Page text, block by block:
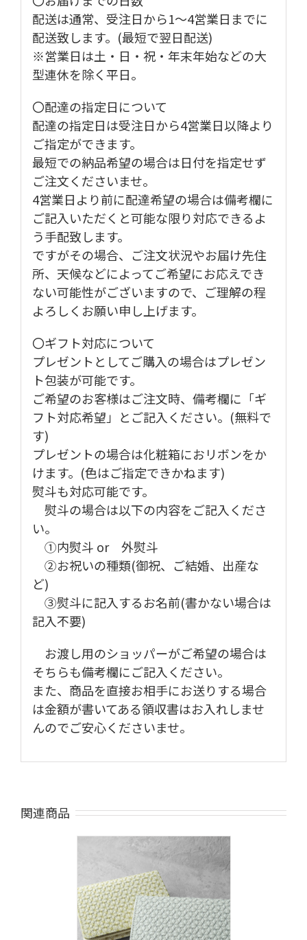
配送は通常、受注日から1～4営業日までに
配送致します。(最短で翌日配送)
※営業日は土・日・祝・年末年始などの大
型連休を除く平日。
〇配達の指定日について
配達の指定日は受注日から4営業日以降より
ご指定ができます。
最短での納品希望の場合は日付を指定せず
ご注文くださいませ。
4営業日より前に配達希望の場合は備考欄に
ご記入いただくと可能な限り対応できるよ
う手配致します。
ですがその場合、ご注文状況やお届け先住
所、天候などによってご希望にお応えでき
ない可能性がございますので、ご理解の程
よろしくお願い申し上げます。
〇ギフト対応について
プレゼントとしてご購入の場合はプレゼン
ト包装が可能です。
ご希望のお客様はご注文時、備考欄に「ギ
フト対応希望」とご記入ください。(無料で
す)
プレゼントの場合は化粧箱におリボンをか
けます。(色はご指定できかねます)
熨斗も対応可能です。
熨斗の場合は以下の内容をご記入くださ
い。
①内熨斗 or 外熨斗
②お祝いの種類(御祝、ご結婚、出産な
ど)
③熨斗に記入するお名前(書かない場合は
記入不要)
お渡し用のショッパーがご希望の場合は
そちらも備考欄にご記入ください。
また、商品を直接お相手にお送りする場合
は金額が書いてある領収書はお入れしませ
んのでご安心くださいませ。
関連商品